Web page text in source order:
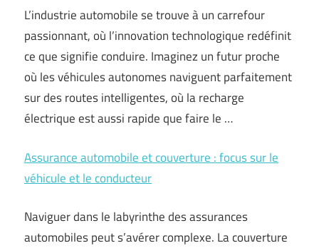
L’industrie automobile se trouve à un carrefour
passionnant, où l’innovation technologique redéfinit
ce que signifie conduire. Imaginez un futur proche
où les véhicules autonomes naviguent parfaitement
sur des routes intelligentes, où la recharge
électrique est aussi rapide que faire le …
Assurance automobile et couverture : focus sur le
véhicule et le conducteur
Naviguer dans le labyrinthe des assurances
automobiles peut s’avérer complexe. La couverture